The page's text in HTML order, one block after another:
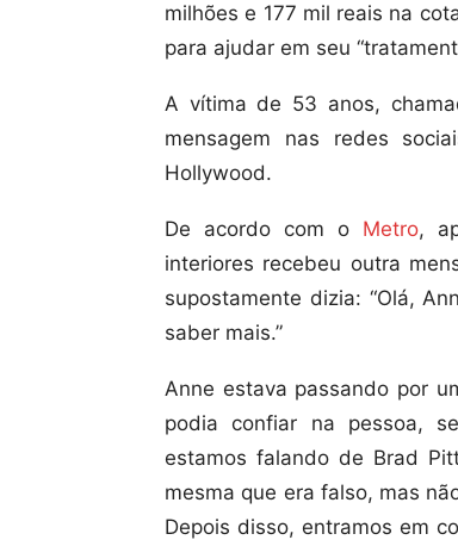
milhões e 177 mil reais na
para ajudar em seu
A vítima de 53 anos,
mensagem nas redes
Hollywood.
De acordo com o Metro,
interiores recebeu outra
supostamente dizia: “Olá,
saber mais.”
Anne estava passando por
podia confiar na pessoa,
estamos falando de Brad
mesma que era falso, mas
Depois disso, entramos em